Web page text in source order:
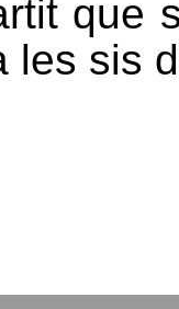
que
les sis